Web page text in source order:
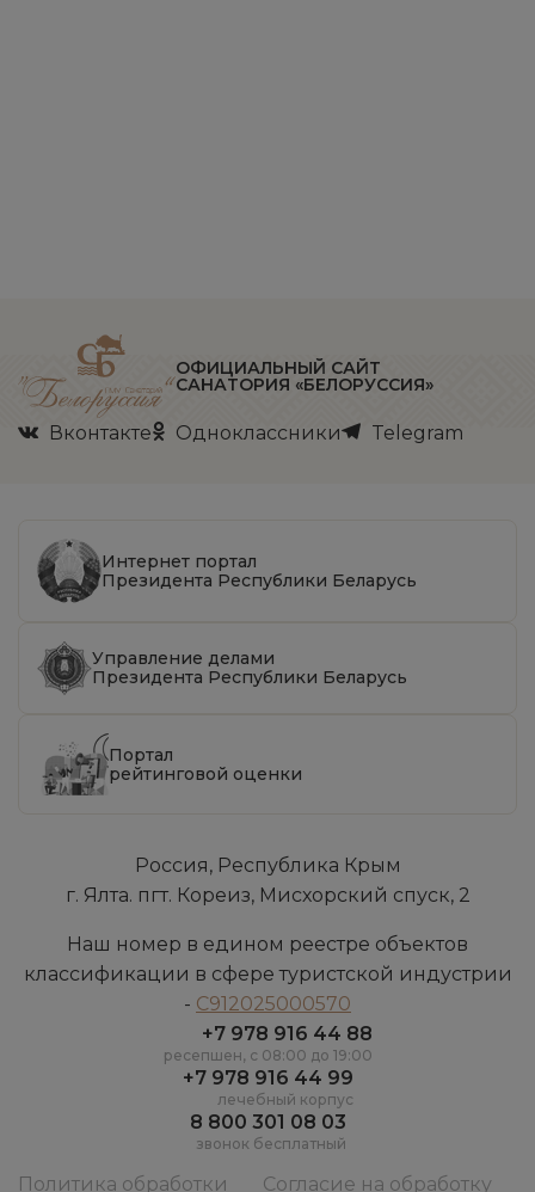
ОФИЦИАЛЬНЫЙ САЙТ
САНАТОРИЯ «БЕЛОРУССИЯ»
Вконтакте Одноклассники Telegram
Интернет портал
Президента Республики Беларусь
Управление делами
Президента Республики Беларусь
Портал
рейтинговой оценки
Россия, Республика Крым
г. Ялта. пгт. Кореиз, Мисхорский спуск, 2
Наш номер в едином реестре объектов
классификации в сфере туристской индустрии
- С912025000570
+7 978 916 44 88
ресепшен, c 08:00 до 19:00
+7 978 916 44 99
лечебный корпус
8 800 301 08 03
звонок бесплатный
Политика обработки Согласие на обработку